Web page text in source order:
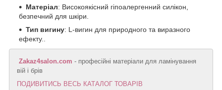
Матеріал: Високоякісний гіпоалергенний силікон,
безпечний для шкіри.
Тип вигину: L-вигин для природного та виразного
ефекту..
Zakaz4salon.com - професійні матеріали для ламінування
вій і брів
ПОДИВИТИСЬ ВЕСЬ КАТАЛОГ ТОВАРІВ